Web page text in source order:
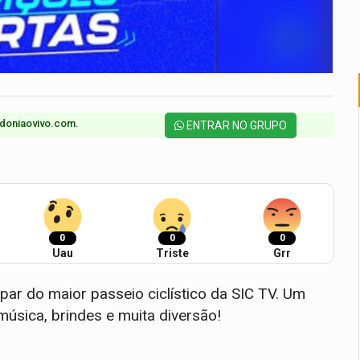
ENTRAR NO GRUPO
0
Uau
0
Triste
0
Grr
do maior passeio ciclístico da SIC TV. Um
brindes e muita diversão!